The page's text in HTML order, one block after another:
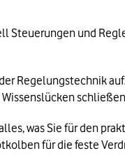
und
Regelungstechnik
was Sie für den
für die feste